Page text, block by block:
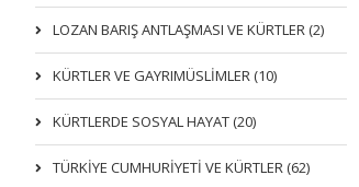
LOZAN BARIŞ ANTLAŞMASI VE KÜRTLER (2)
KÜRTLER VE GAYRIMÜSLIMLER (10)
KÜRTLERDE SOSYAL HAYAT (20)
TÜRKİYE CUMHURİYETİ VE KÜRTLER (62)